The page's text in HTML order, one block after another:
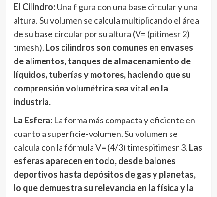
El Cilindro:Una figura con una base circular y una
altura. Su volumen se calcula multiplicando el área
de su base circular por su altura (V= (pitimesr 2)
timesh). Los cilindros son comunes en envases
de alimentos, tanques de almacenamiento de
líquidos, tuberías y motores, haciendo que su
comprensión volumétrica sea vital en la
industria.
La Esfera:La forma más compacta y eficiente en
cuanto a superficie-volumen. Su volumen se
calcula con la fórmula V= (4/3) timespitimesr 3. Las
esferas aparecen en todo, desde balones
deportivos hasta depósitos de gas y planetas,
lo que demuestra su relevancia en la física y la